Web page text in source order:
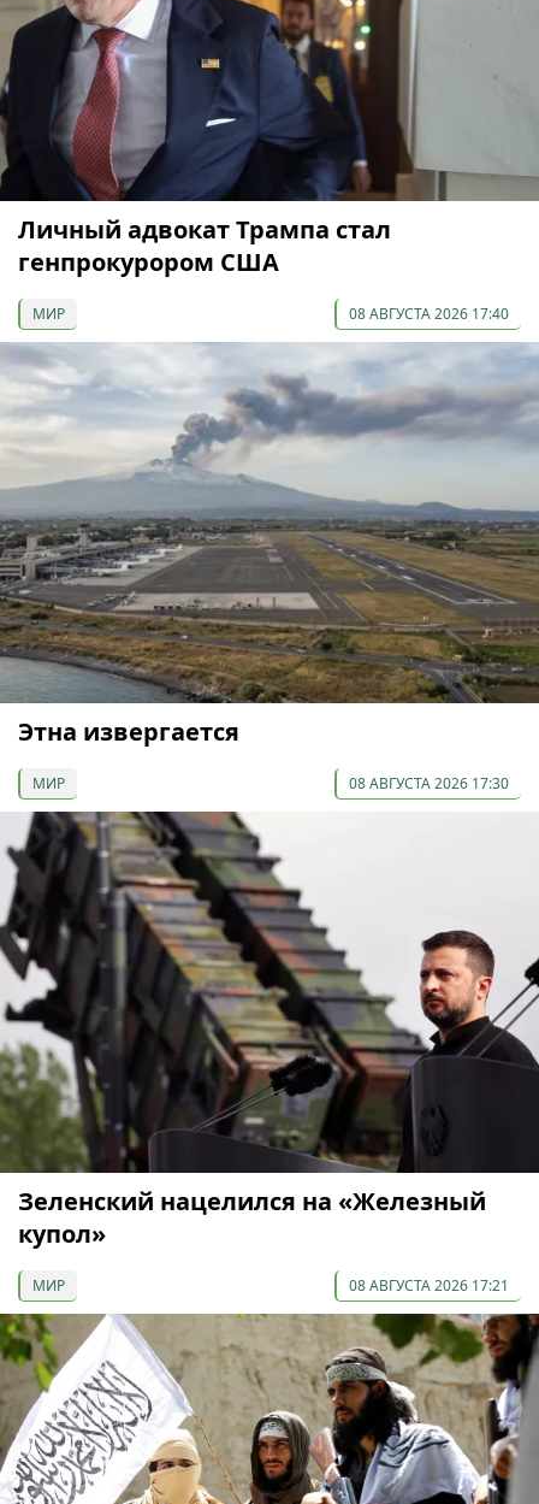
Личный адвокат Трампа стал
генпрокурором США
МИР 08 АВГУСТА 2026 17:40
Этна извергается
МИР 08 АВГУСТА 2026 17:30
Зеленский нацелился на «Железный
купол»
МИР 08 АВГУСТА 2026 17:21